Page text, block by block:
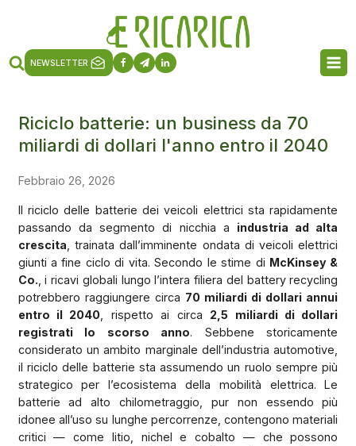
NEWSLETTER
Riciclo batterie: un business da 70
miliardi di dollari l'anno entro il 2040
Febbraio 26, 2026
Il riciclo delle batterie dei veicoli elettrici sta rapidamente
passando da segmento di nicchia a industria ad alta
crescita , trainata dall’imminente ondata di veicoli elettrici
giunti a fine ciclo di vita. Secondo le stime di McKinsey &
Co. , i ricavi globali lungo l’intera filiera del battery recycling
potrebbero raggiungere circa 70 miliardi di dollari annui
entro il 2040 , rispetto ai circa 2,5 miliardi di dollari
registrati lo scorso anno. Sebbene storicamente
considerato un ambito marginale dell’industria automotive,
il riciclo delle batterie sta assumendo un ruolo sempre più
strategico per l’ecosistema della mobilità elettrica. Le
batterie ad alto chilometraggio, pur non essendo più
idonee all’uso su lunghe percorrenze, contengono materiali
critici — come litio, nichel e cobalto — che possono